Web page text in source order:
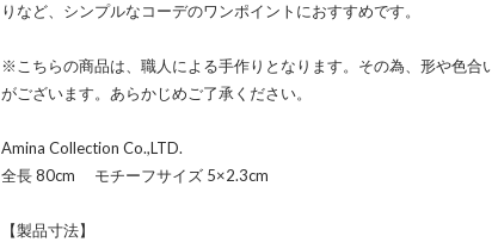
りなど、シンプルなコーデのワンポイントにおすすめです。
※こちらの商品は、職人による手作りとなります。その為、形や色合
がございます。あらかじめご了承ください。
Amina Collection Co.,LTD.
全長 80cm モチーフサイズ 5×2.3cm
【製品寸法】